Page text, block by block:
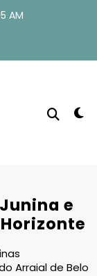
AM
e
Arraial de Belo